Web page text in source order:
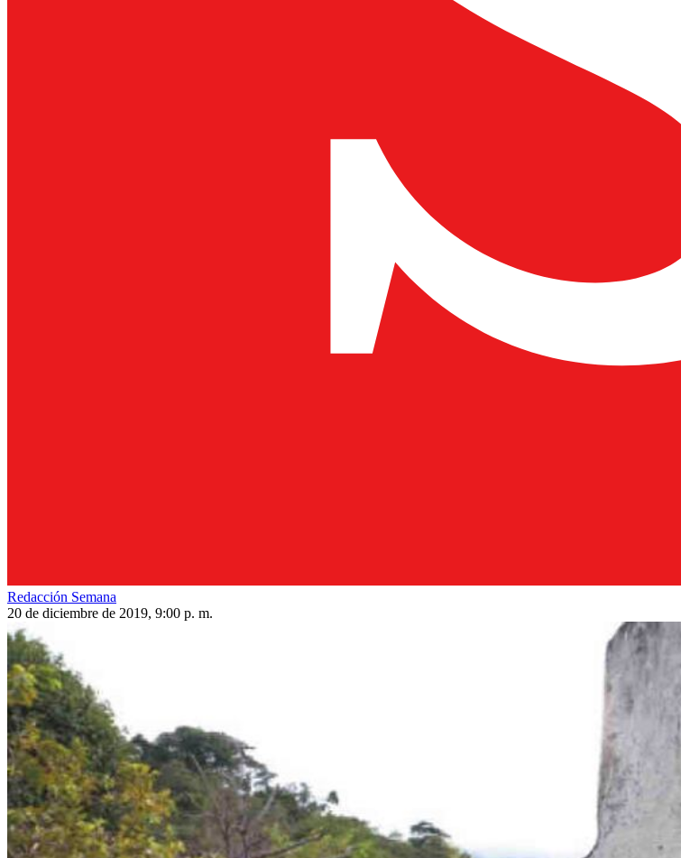
Redacción Semana
20 de diciembre de 2019, 9:00 p. m.